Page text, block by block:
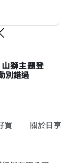
獅主題登
別錯過
松菸KYUBI
看
買 關於日享